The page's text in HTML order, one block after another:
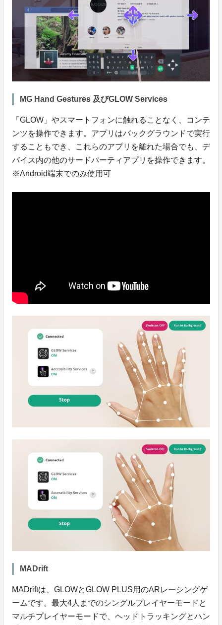
MG Hand Gestures 及びGLOW Services
「GLOW」やスマートフォンに触れることなく、コンテ
ンツを操作できます。アプリはバックグラウンドで実行
することもでき、これらのアプリを離れた場合でも、デ
バイス内の他のサードパーティアプリを操作できます。
※Android端末でのみ使用可
MADrift
MADriftは、GLOWとGLOW PLUS用のARレーシングゲ
ームです。最大4人までのシングルプレイヤーモードと
マルチプレイヤーモードで、ヘッドトラッキングとハン